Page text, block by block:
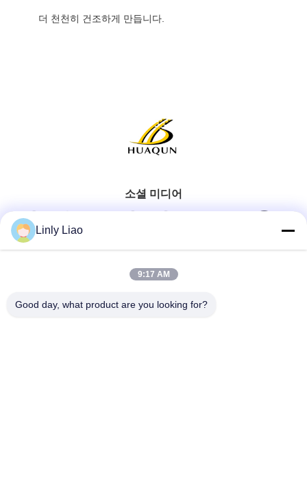
더 천천히 건조하게 만듭니다.
소셜 미디어
Linly Liao
9:17 AM
Good day, what product are you looking for?